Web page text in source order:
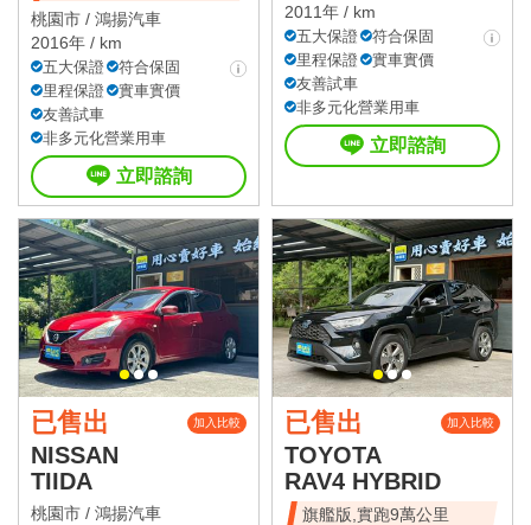
桃園市 / 鴻揚汽車
2016年 / km
五大保證
符合保固
里程保證
實車實價
友善試車
非多元化營業用車
立即諮詢
2011年 / km
五大保證
符合保固
里程保證
實車實價
友善試車
非多元化營業用車
立即諮詢
已售出 加入比較
NISSAN
TIIDA
桃園市 / 鴻揚汽車
已售出 加入比較
TOYOTA
RAV4 HYBRID
旗艦版,實跑9萬公里